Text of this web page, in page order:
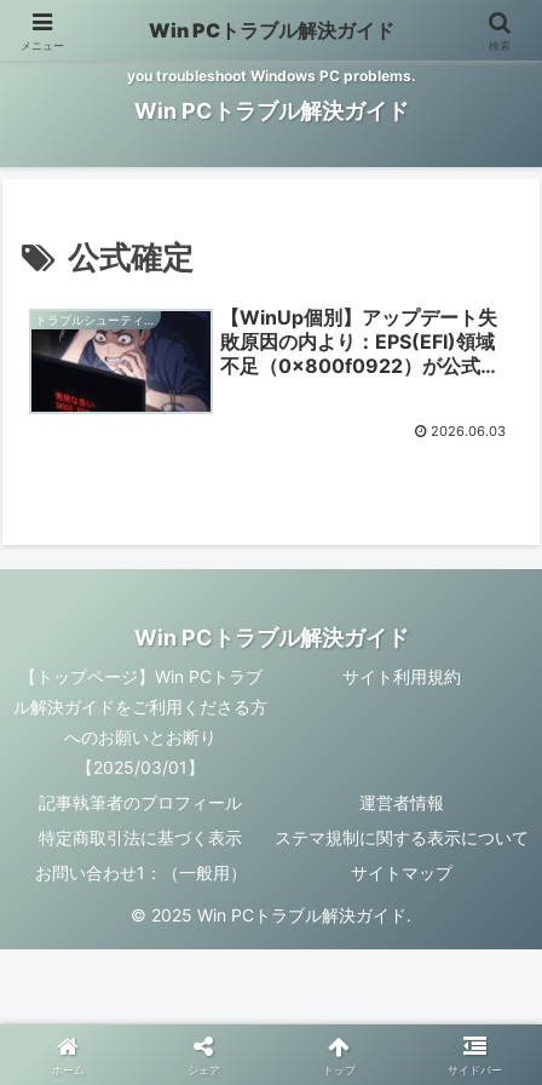
Windows PCのトラブル解決をお手伝いするサイトです。 This site helps
you troubleshoot Windows PC problems.
Win PCトラブル解決ガイド
公式確定
【WinUp個別】アップデート失
敗原因の内より：EPS(EFI)領域
不足（0x800f0922）が公式に
2026.06.03
Win PCトラブル解決ガイド
【トップページ】Win PCトラブ
ル解決ガイドをご利用くださる方
へのお願いとお断り
【2025/03/01】
サイト利用規約
記事執筆者のプロフィール
運営者情報
特定商取引法に基づく表示
ステマ規制に関する表示について
お問い合わせ1：（一般用）
サイトマップ
© 2025 Win PCトラブル解決ガイド.
メニュー
Win PCトラブル解決ガイド
検索
ホーム シェア トップ サイドバー